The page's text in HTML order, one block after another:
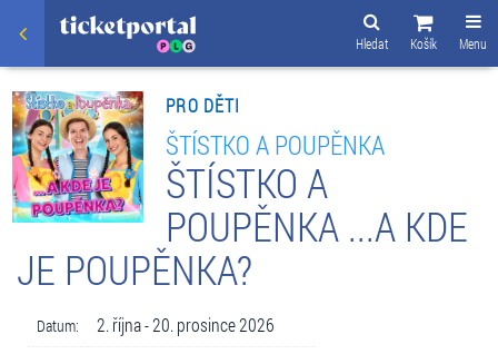
Menu
Košík
Hledat
PRO DĚTI
ŠTÍSTKO A POUPĚNKA
ŠTÍSTKO A
POUPĚNKA ...A KDE
JE POUPĚNKA?
Datum: 2. října - 20. prosince 2026